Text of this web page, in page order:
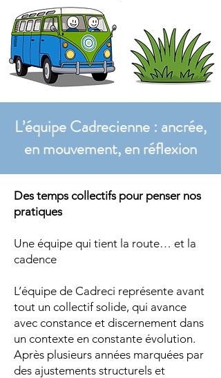
L’équipe Cadrecienne : ancrée,
en mouvement, en réflexion
Des temps collectifs pour penser nos
pratiques
Une équipe qui tient la route… et la
cadence
L’équipe de Cadreci représente avant
tout un collectif solide, qui avance
avec constance et discernement dans
un contexte en constante évolution.
Après plusieurs années marquées par
des ajustements structurels et